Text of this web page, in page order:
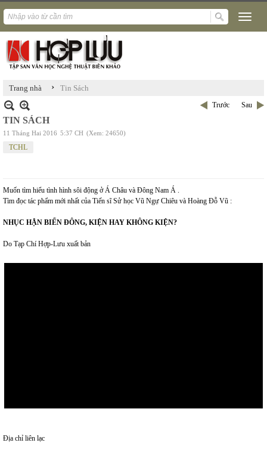
Trang nhà › Tin Sách
Trước Sau
TIN SÁCH
11 Tháng Hai 2016 5:37 CH (Xem: 24650)
TCHL
Muốn tìm hiểu tình hình sôi động ở Á Châu và Đông Nam Á .
Tìm đọc tác phẩm mới nhất của Tiến sĩ Sử học Vũ Ngự Chiêu và Hoàng Đỗ Vũ :
NHỤC HẬN BIỂN ĐÔNG, KIỆN HAY KHÔNG KIỆN?
Do Tạp Chí Hợp-Lưu xuất bản
Địa chỉ liên lạc